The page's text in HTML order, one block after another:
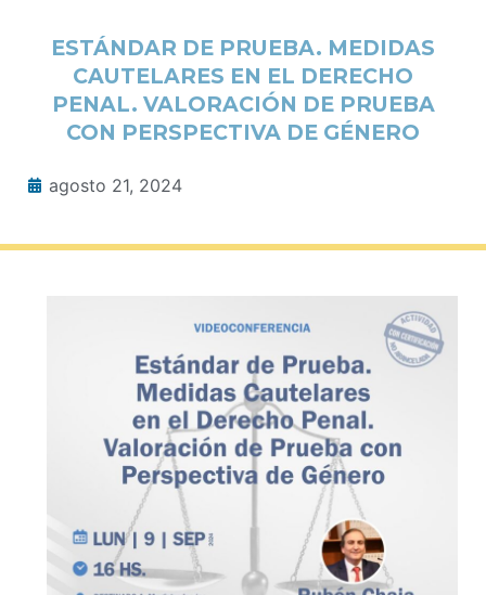
ESTÁNDAR DE PRUEBA. MEDIDAS
CAUTELARES EN EL DERECHO
PENAL. VALORACIÓN DE PRUEBA
CON PERSPECTIVA DE GÉNERO
agosto 21, 2024